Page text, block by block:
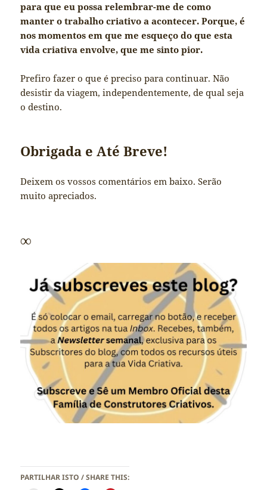
para que eu possa relembrar-me de como
manter o trabalho criativo a acontecer. Porque, é
nos momentos em que me esqueço do que esta
vida criativa envolve, que me sinto pior.
Prefiro fazer o que é preciso para continuar. Não
desistir da viagem, independentemente, de qual seja
o destino.
Obrigada e Até Breve!
Deixem os vossos comentários em baixo. Serão
muito apreciados.
∞
PARTILHAR ISTO / SHARE THIS: